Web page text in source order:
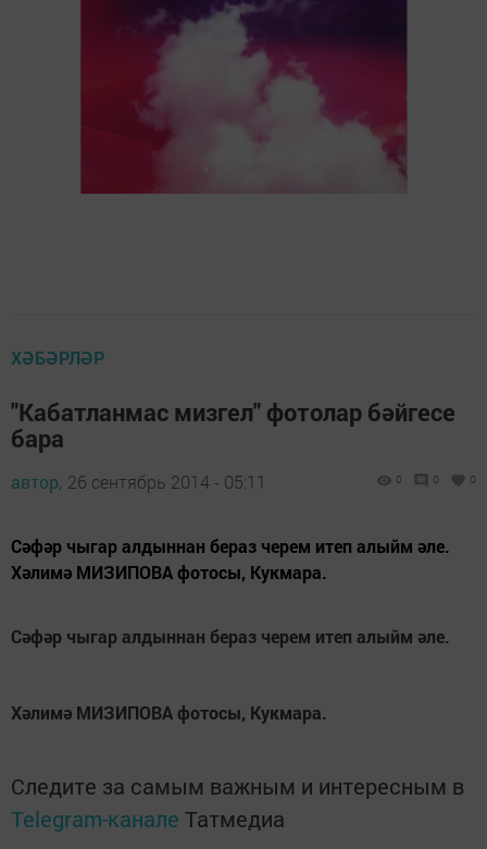
ХӘБӘРЛӘР
"Кабатланмас мизгел" фотолар бәйгесе
бара
автор, 26 сентябрь 2014 - 05:11 0 0 0
Сәфәр чыгар алдыннан бераз черем итеп алыйм әле.
Хәлимә МИЗИПОВА фотосы, Кукмара.
Сәфәр чыгар алдыннан бераз черем итеп алыйм әле.
Хәлимә МИЗИПОВА фотосы, Кукмара.
Следите за самым важным и интересным в
Telegram-канале Татмедиа